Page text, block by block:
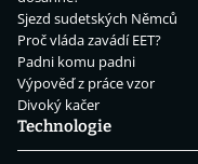
Sjezd sudetských Němců
Proč vláda zavádí EET?
Padni komu padni
Výpověď z práce vzor
Divoký kačer
Technologie